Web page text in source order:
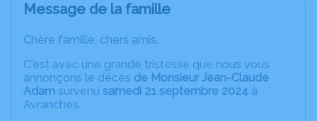
Message de la famille
Chère famille, chers amis,
C'est avec une grande tristesse que nous vous
annonçons le décès de Monsieur Jean-Claude
Adam survenu samedi 21 septembre 2024 à
Avranches.